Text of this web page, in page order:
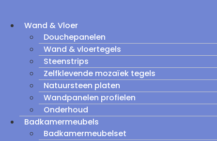
Wand & Vloer
Douchepanelen
Wand & vloertegels
Steenstrips
Zelfklevende mozaïek tegels
Natuursteen platen
Wandpanelen profielen
Onderhoud
Badkamermeubels
Badkamermeubelset